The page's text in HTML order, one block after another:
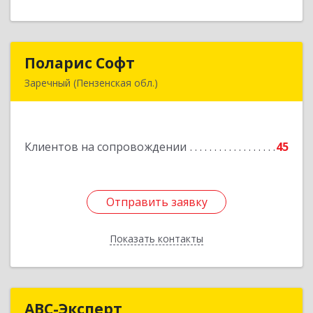
Поларис Софт
Заречный (Пензенская обл.)
Клиентов на сопровождении 45
Отправить заявку
Показать контакты
Подробнее
Отправить заявку
Назад
АВС-Эксперт